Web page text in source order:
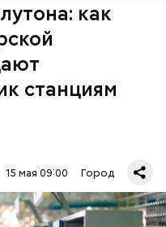
как
станциям
15 мая 09:00 Город
ячейки,
по
Олег Корешков.